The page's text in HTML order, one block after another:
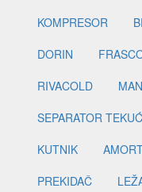
KOMPRESOR
DORIN
RIVACOLD
SEPARATOR
KUTNIK
PREKIDAČ